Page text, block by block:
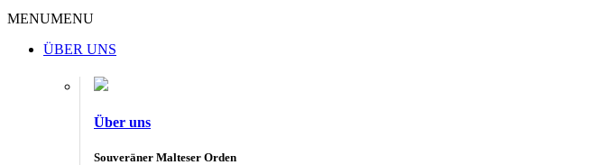
MENUMENU
ÜBER UNS
Über uns
Souveräner Malteser Orden